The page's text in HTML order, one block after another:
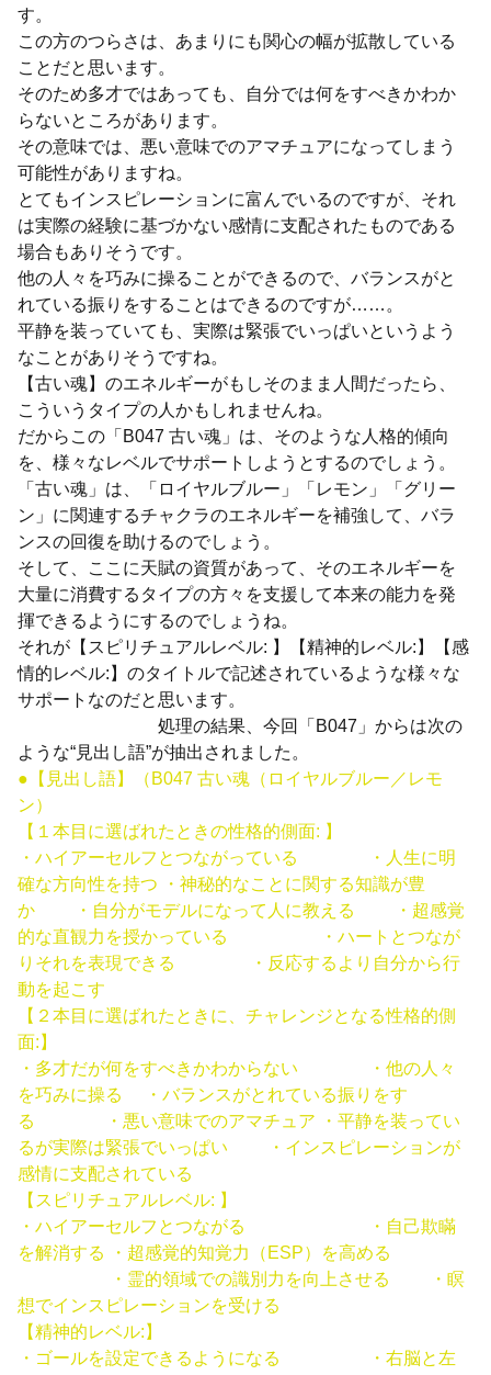
す。
この方のつらさは、あまりにも関心の幅が拡散している
ことだと思います。
そのため多才ではあっても、自分では何をすべきかわか
らないところがあります。
その意味では、悪い意味でのアマチュアになってしまう
可能性がありますね。
とてもインスピレーションに富んでいるのですが、それ
は実際の経験に基づかない感情に支配されたものである
場合もありそうです。
他の人々を巧みに操ることができるので、バランスがと
れている振りをすることはできるのですが……。
平静を装っていても、実際は緊張でいっぱいというよう
なことがありそうですね。
【古い魂】のエネルギーがもしそのまま人間だったら、
こういうタイプの人かもしれませんね。
だからこの「B047 古い魂」は、そのような人格的傾向
を、様々なレベルでサポートしようとするのでしょう。
「古い魂」は、「ロイヤルブルー」「レモン」「グリー
ン」に関連するチャクラのエネルギーを補強して、バラ
ンスの回復を助けるのでしょう。
そして、ここに天賦の資質があって、そのエネルギーを
大量に消費するタイプの方々を支援して本来の能力を発
揮できるようにするのでしょうね。
それが【スピリチュアルレベル: 】【精神的レベル:】【感
情的レベル:】のタイトルで記述されているような様々な
サポートなのだと思います。
処理の結果、今回「B047」からは次の
ような“見出し語”が抽出されました。
●【見出し語】（B047 古い魂（ロイヤルブルー／レモ
ン）
【１本目に選ばれたときの性格的側面: 】
・ハイアーセルフとつながっている ・人生に明
確な方向性を持つ ・神秘的なことに関する知識が豊
か ・自分がモデルになって人に教える ・超感覚
的な直観力を授かっている ・ハートとつなが
りそれを表現できる ・反応するより自分から行
動を起こす
【２本目に選ばれたときに、チャレンジとなる性格的側
面:】
・多才だが何をすべきかわからない ・他の人々
を巧みに操る ・バランスがとれている振りをす
る ・悪い意味でのアマチュア ・平静を装ってい
るが実際は緊張でいっぱい ・インスピレーションが
感情に支配されている
【スピリチュアルレベル: 】
・ハイアーセルフとつながる ・自己欺瞞
を解消する ・超感覚的知覚力（ESP）を高める
・霊的領域での識別力を向上させる ・瞑
想でインスピレーションを受ける
【精神的レベル:】
・ゴールを設定できるようになる ・右脳と左